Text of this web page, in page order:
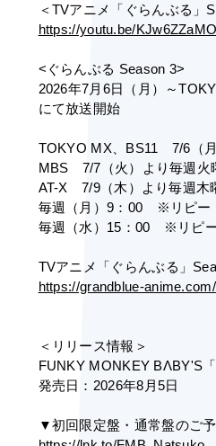
＜TVアニメ「ぐらんぶる」
https://youtu.be/
<ぐらんぶる Season 3>
2026年7月6日（月）～
にて放送開始
TOKYO MX、BS11　7/6（
MBS　7/7（火）より毎週火
AT-X　7/9（木）より毎週木
毎週（月）9：00　※リピー
毎週（水）15：00　※リピ
TVアニメ「ぐらんぶる」
https://grandblue-anime.com/
＜リリース情報＞
FUNKY MONKEY BΛBY'S「
発売日：2026年8月5日
▼初回限定盤・通常盤のご